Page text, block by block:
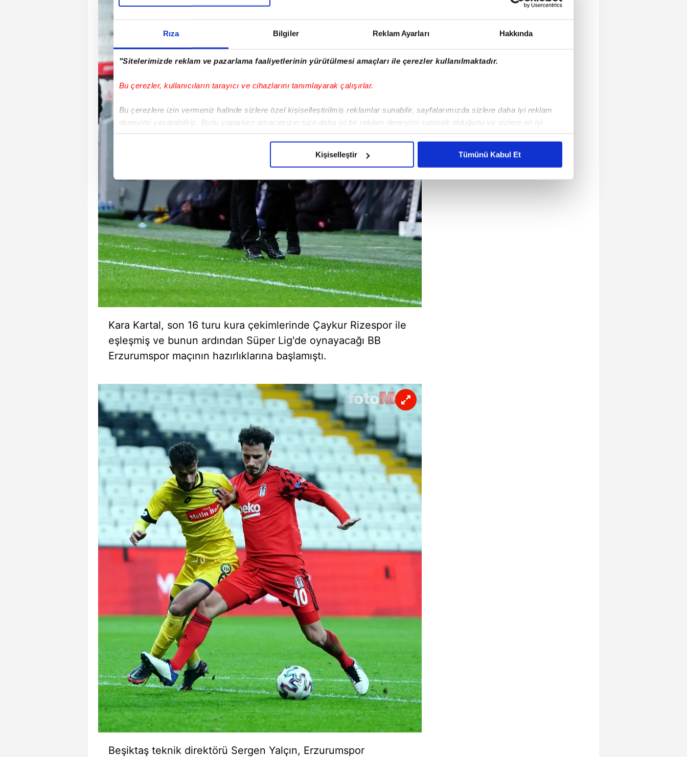
Rıza Bilgiler Reklam Ayarları Hakkında
"Sitelerimizde reklam ve pazarlama faaliyetlerinin yürütülmesi amaçları ile çerezler kullanılmaktadır.
Bu çerezler, kullanıcıların tarayıcı ve cihazlarını tanımlayarak çalışırlar.
Bu çerezlere izin vermeniz halinde sizlere özel kişiselleştirilmiş reklamlar sunabilir, sayfalarımızda sizlere daha iyi reklam
deneyimi yaşatabiliriz. Bunu yaparken amacımızın size daha iyi bir reklam deneyimi sunmak olduğunu ve sizlere en iyi
içerikleri sunabilmek adına elimizden gelen çabayı gösterdiğimizi ve bu noktada, reklamların maliyetlerimizi karşılamak
Sizlere daha iyi bir hizmet sunabilmek için İnternet Sitemizde kendimize ve üçüncü kişilere ait çerezler kullanılmaktadır. Bu
çerezler vasıtasıyla çeşitli kişisel verileriniz işlenmekte olup gerekli olan çerezler bilgi toplumu hizmetlerinin sunulması
amacıyla kullanılmaktadır. Diğer çerezler, sitemizin daha işlevsel kılınması ve kişiselleştirilmesi ve sizlere yönelik
reklam/pazarlama faaliyetlerinin yapılması, amaçlarıyla sınırlı olarak açık rızanız dahilinde kullanılacaktır.
Çerezlere ilişkin tercihlerinizi aşağıda yer alan panel vasıtasıyla belirleyebilirsiniz. Çerezlere ilişkin detaylı bilgi için Ayarlar
butonuna tıklayabilir,Çerez Bilgilendirme Metnimiziziyaret edebilirsiniz.
6698 sayılı Kişisel Verilerin Korunması Kanunu uyarınca hazırlanmış Aydınlatma Metnimizi okumak ve sitemizde ilgili
mevzuata uygun olarak kullanılan çerezlerle ilgili bilgi almak için lütfentıklayınız.
Kişiselleştir Tümünü Kabul Et
Kara Kartal, son 16 turu kura çekimlerinde Çaykur Rizespor ile
eşleşmiş ve bunun ardından Süper Lig'de oynayacağı BB
Erzurumspor maçının hazırlıklarına başlamıştı.
Beşiktaş teknik direktörü Sergen Yalçın, Erzurumspor